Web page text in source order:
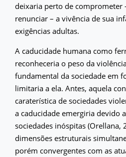
deixaria perto de comprometer
renunciar – a vivência de sua
exigências adultas.
A caducidade humana como
reconheceria o peso da
fundamental da sociedade em
limitaria a ela. Antes, aquela
caraterística de sociedades
a caducidade emergiria devido
sociedades inóspitas (Orellana,
dimensões estruturais
porém convergentes com as